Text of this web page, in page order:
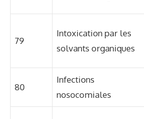
79
Intoxication par les
solvants organiques
80
Infections
nosocomiales